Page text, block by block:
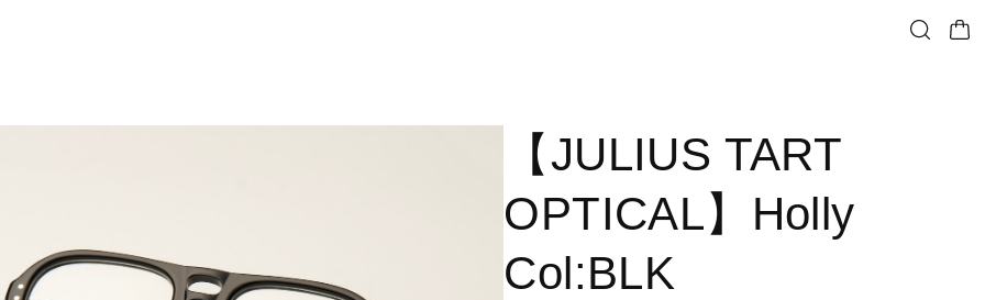
【JULIUS TART
OPTICAL】Holly
Col:BLK